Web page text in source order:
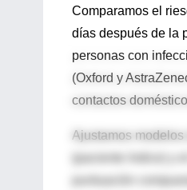
Comparamos el
días después de la
personas con
(Oxford y
contactos
Ajustamos
(paciente índice) y